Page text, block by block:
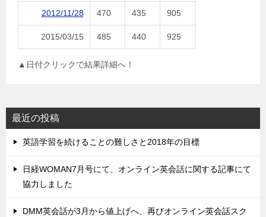
2012/11/28 470 435 905
2015/03/15 485 440 925
▲日付クリックで結果詳細へ！
最近の投稿
英語学習を続けることの難しさと2018年の目標
日経WOMAN7月号にて、オンライン英会話に関する記事にて
協力しました
DMM英会話が3月から値上げへ、再びオンライン英会話スク